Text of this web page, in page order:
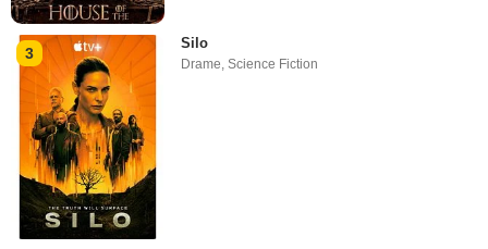
3
Silo
Drame ,Science Fiction